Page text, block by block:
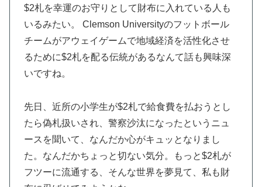
$2札を幸運のお守りとして財布に入れている人も
いるみたい。 Clemson Universityのフットボール
チームがアウェイゲームで地域経済を活性化させ
るために$2札を配る伝統があるなんて話も興味深
いですね。
先日、近所の小学生が$2札で給食費を払おうとし
たら偽札扱いされ、警察沙汰になったというニュ
ースを聞いて、なんだか心がキュッとなりまし
た。なんだかちょっと切ない気分。もっと$2札が
フツーに流通する、そんな世界を夢見て、私も財